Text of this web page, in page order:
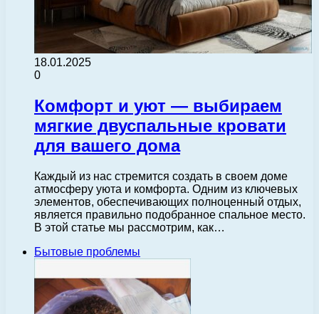
18.01.2025
0
Комфорт и уют — выбираем
мягкие двуспальные кровати
для вашего дома
Каждый из нас стремится создать в своем доме
атмосферу уюта и комфорта. Одним из ключевых
элементов, обеспечивающих полноценный отдых,
является правильно подобранное спальное место.
В этой статье мы рассмотрим, как…
Бытовые проблемы